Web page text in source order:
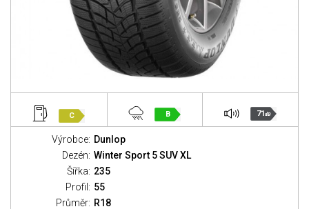
C B 71dB
Výrobce: Dunlop
Dezén: Winter Sport 5 SUV XL
Šířka: 235
Profil: 55
Průměr: R18